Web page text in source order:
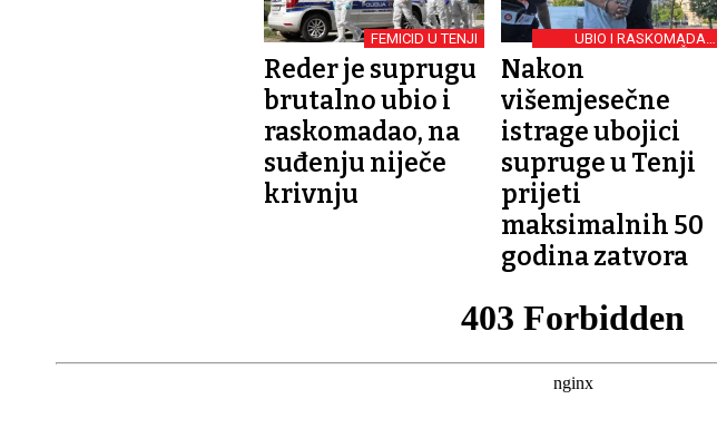
FEMICID U TENJI
Reder je suprugu
brutalno ubio i
raskomadao, na
suđenju niječe
krivnju
UBIO I RASKOMADAO
ŽENU
Nakon
višemjesečne
istrage ubojici
supruge u Tenji
prijeti
maksimalnih 50
godina zatvora